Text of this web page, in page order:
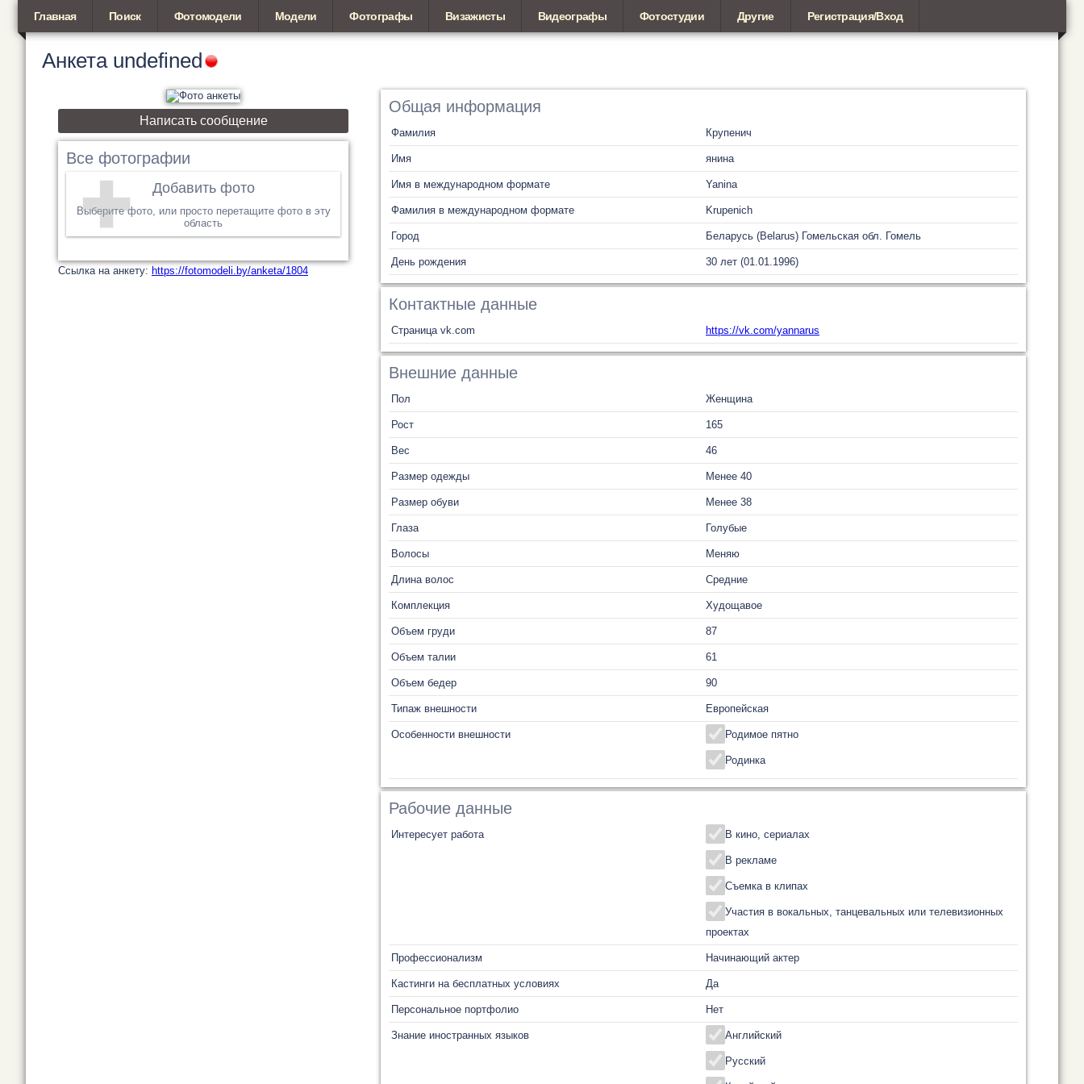
Главная Поиск Фотомодели Модели Фотографы Визажисты Видеографы Фотостудии Другие Регистрация/Вход
Анкета undefined
Написать сообщение
Все фотографии
Добавить фото
Выберите фото, или просто перетащите фото в эту
область
Cсылка на анкету: https://fotomodeli.by/anketa/1804
Общая информация
Фамилия Крупенич
Имя янина
Имя в международном формате Yanina
Фамилия в международном формате Krupenich
Город Беларусь (Belarus) Гомельская обл. Гомель
День рождения 30 лет (01.01.1996)
Контактные данные
Страница vk.com https://vk.com/yannarus
Внешние данные
Пол Женщина
Рост 165
Вес 46
Размер одежды Менее 40
Размер обуви Менее 38
Глаза Голубые
Волосы Меняю
Длина волос Средние
Комплекция Худощавое
Объем груди 87
Объем талии 61
Объем бедер 90
Типаж внешности Европейская
Особенности внешности Родимое пятно
Родинка
Рабочие данные
Интересует работа В кино, сериалах
В рекламе
Съемка в клипах
Участия в вокальных, танцевальных или телевизионных
проектах
Профессионализм Начинающий актер
Кастинги на бесплатных условиях Да
Персональное портфолио Нет
Знание иностранных языков Английский
Русский